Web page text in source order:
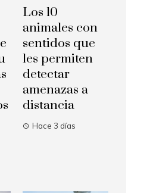
Los 10
animales con
sentidos que
les permiten
detectar
amenazas a
distancia
Hace 3 días